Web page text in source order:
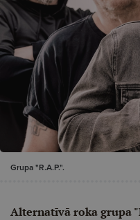
Grupa "R.A.P.".
Alternatīvā roka grupa